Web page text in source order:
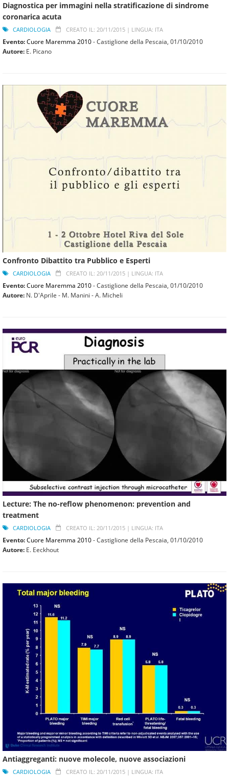
Diagnostica per immagini nella stratificazione di sindrome
coronarica acuta
CARDIOLOGIA CREATO IL: 20/11/2015 | LINGUA: ITA
Evento:Cuore Maremma 2010- Castiglione della Pescaia, 01/10/2010
Autore: E. Picano
Confronto Dibattito tra Pubblico e Esperti
CARDIOLOGIA CREATO IL: 20/11/2015 | LINGUA: ITA
Evento:Cuore Maremma 2010- Castiglione della Pescaia, 01/10/2010
Autore: N. D'Aprile - M. Manini - A. Micheli
Lecture: The no-reflow phenomenon: prevention and
treatment
CARDIOLOGIA CREATO IL: 20/11/2015 | LINGUA: ITA
Evento:Cuore Maremma 2010- Castiglione della Pescaia, 01/10/2010
Autore: E. Eeckhout
Antiaggreganti: nuove molecole, nuove associazioni
CARDIOLOGIA CREATO IL: 20/11/2015 | LINGUA: ITA